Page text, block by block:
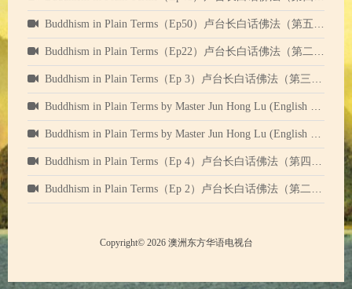
Buddhism in Plain Terms（Ep50）卢台长白话佛法（第五十集）中英文字幕
Buddhism in Plain Terms（Ep22）卢台长白话佛法（第二十二集）中英文字幕
​Buddhism in Plain Terms（Ep 3）卢台长白话佛法（第三集）中英文字幕
Buddhism in Plain Terms by Master Jun Hong Lu (English subtitle) Episode 12 卢台长白话佛法（第十二集）中英字幕
Buddhism in Plain Terms by Master Jun Hong Lu (English subtitle) Episode 9 卢台长白话佛法（第九集）中英字幕
Buddhism in Plain Terms（Ep 4）卢台长白话佛法（第四集）中英文字幕
​Buddhism in Plain Terms（Ep 2）卢台长白话佛法（第二集）中英文字幕
Copyright© 2026 澳洲东方华语电视台